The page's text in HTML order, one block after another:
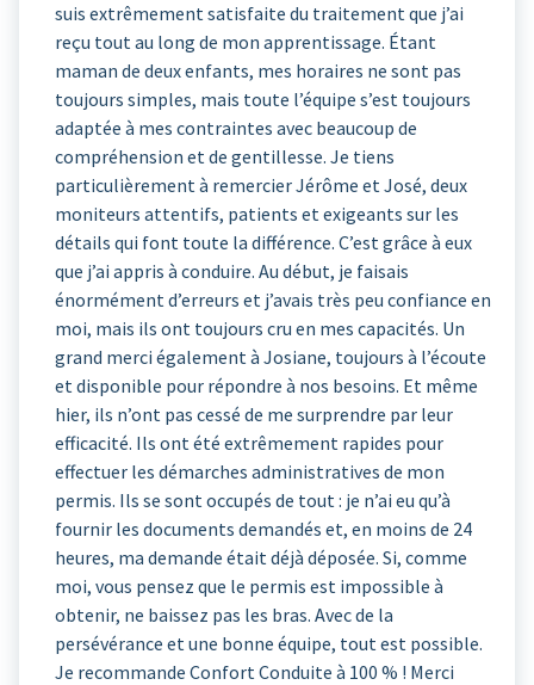
suis extrêmement satisfaite du traitement que j’ai
reçu tout au long de mon apprentissage. Étant
maman de deux enfants, mes horaires ne sont pas
toujours simples, mais toute l’équipe s’est toujours
adaptée à mes contraintes avec beaucoup de
compréhension et de gentillesse. Je tiens
particulièrement à remercier Jérôme et José, deux
moniteurs attentifs, patients et exigeants sur les
détails qui font toute la différence. C’est grâce à eux
que j’ai appris à conduire. Au début, je faisais
énormément d’erreurs et j’avais très peu confiance en
moi, mais ils ont toujours cru en mes capacités. Un
grand merci également à Josiane, toujours à l’écoute
et disponible pour répondre à nos besoins. Et même
hier, ils n’ont pas cessé de me surprendre par leur
efficacité. Ils ont été extrêmement rapides pour
effectuer les démarches administratives de mon
permis. Ils se sont occupés de tout : je n’ai eu qu’à
fournir les documents demandés et, en moins de 24
heures, ma demande était déjà déposée. Si, comme
moi, vous pensez que le permis est impossible à
obtenir, ne baissez pas les bras. Avec de la
persévérance et une bonne équipe, tout est possible.
Je recommande Confort Conduite à 100 % ! Merci